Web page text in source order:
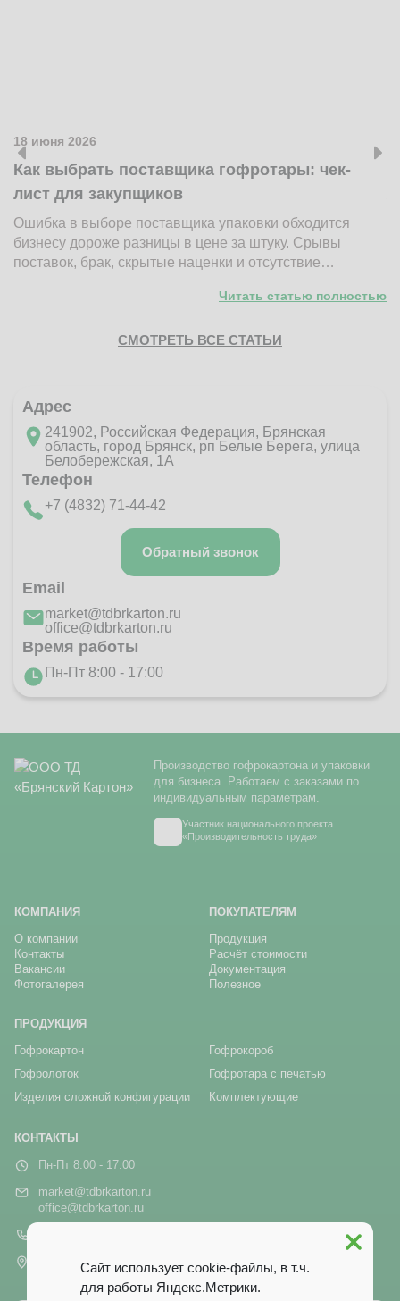
18 июня 2026
Как выбрать поставщика гофротары: чек-
лист для закупщиков
Ошибка в выборе поставщика упаковки обходится
бизнесу дороже разницы в цене за штуку. Срывы
поставок, брак, скрытые наценки и отсутствие…
Читать статью полностью
СМОТРЕТЬ ВСЕ СТАТЬИ
Адрес
241902, Российская Федерация, Брянская
область, город Брянск, рп Белые Берега, улица
Белобережская, 1А
Телефон
+7 (4832) 71-44-42
Обратный звонок
Email
market@tdbrkarton.ru
office@tdbrkarton.ru
Время работы
Пн-Пт 8:00 - 17:00
Производство гофрокартона и упаковки
для бизнеса. Работаем с заказами по
индивидуальным параметрам.
Участник национального проекта
«Производительность труда»
КОМПАНИЯ
О компании
Контакты
Вакансии
Фотогалерея
ПОКУПАТЕЛЯМ
Продукция
Расчёт стоимости
Документация
Полезное
ПРОДУКЦИЯ
Гофрокартон
Гофрокороб
Гофролоток
Гофротара с печатью
Изделия сложной конфигурации
Комплектующие
КОНТАКТЫ
Пн-Пт 8:00 - 17:00
market@tdbrkarton.ru
office@tdbrkarton.ru
г. Брянск, рп Белые Берега,
ул. Белобережская, 1А
Сайт использует cookie-файлы, в т.ч.
для работы Яндекс.Метрики.